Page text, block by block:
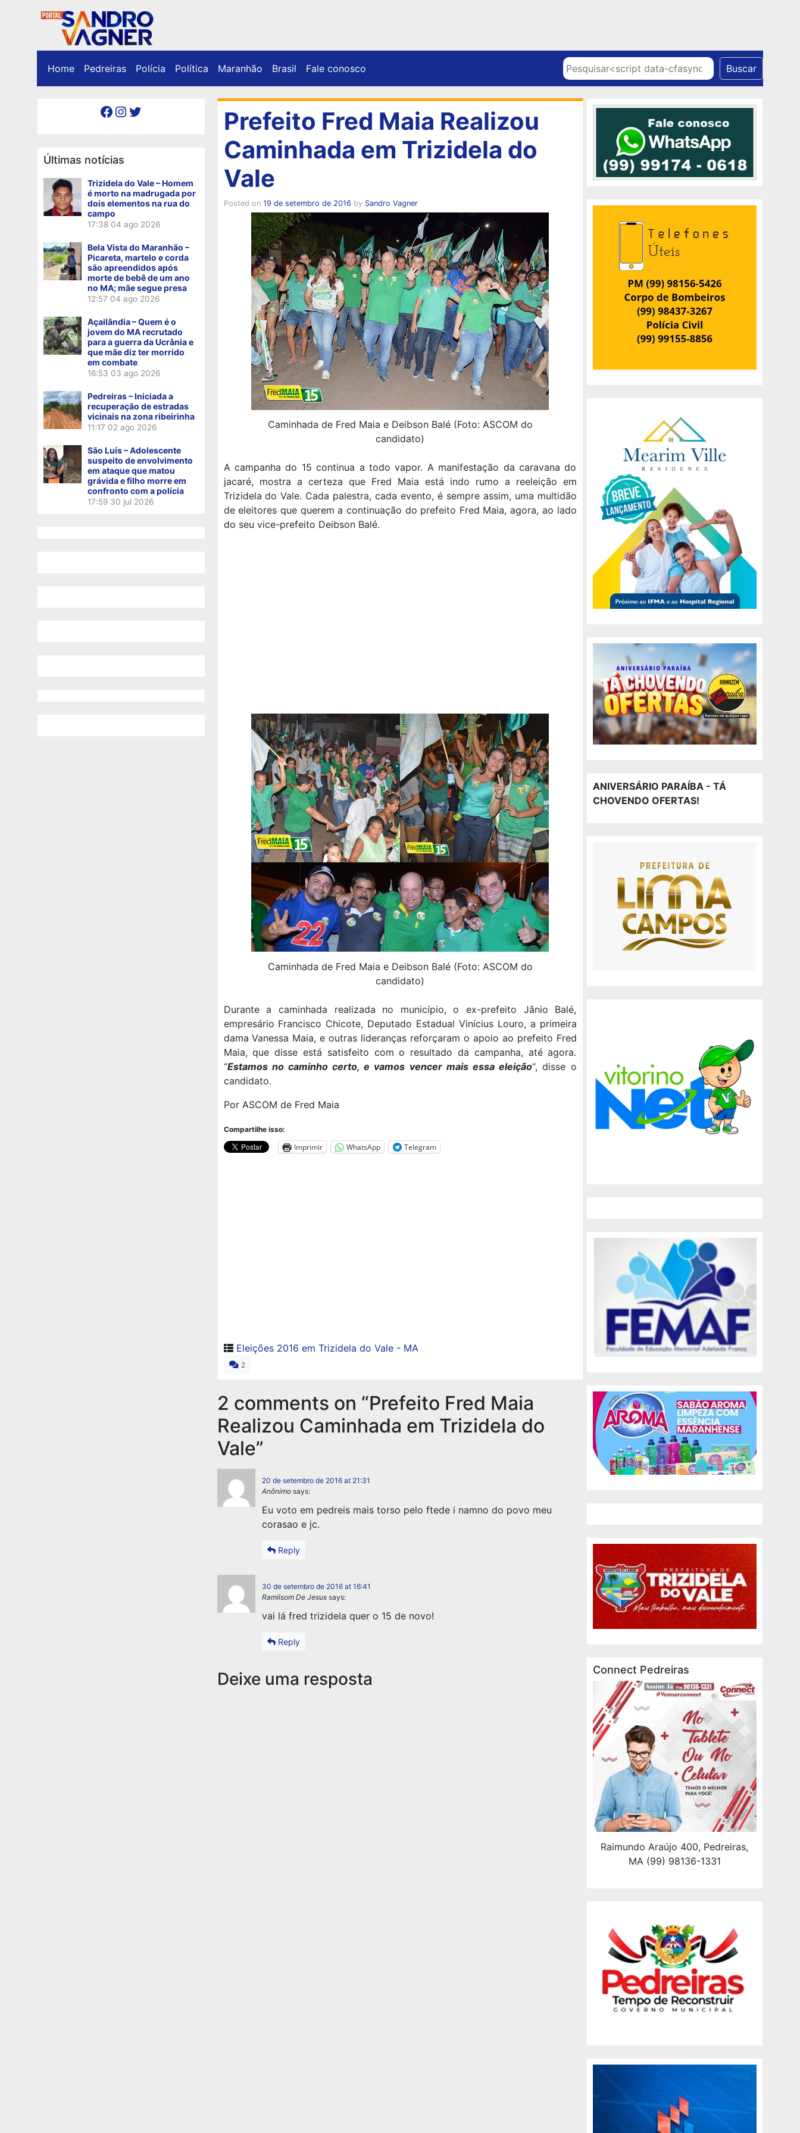
Home Pedreiras Polícia Política Maranhão Brasil Fale conosco Pesquisar Buscar
Facebook Instagram Twitter
Últimas notícias
Trizidela do Vale – Homem
é morto na madrugada por
dois elementos na rua do
campo
17:38 04 ago 2026
Bela Vista do Maranhão –
Picareta, martelo e corda
são apreendidos após
morte de bebê de um ano
no MA; mãe segue presa
12:57 04 ago 2026
Açailândia – Quem é o
jovem do MA recrutado
para a guerra da Ucrânia e
que mãe diz ter morrido
em combate
16:53 03 ago 2026
Pedreiras – Iniciada a
recuperação de estradas
vicinais na zona ribeirinha
11:17 02 ago 2026
São Luís – Adolescente
suspeito de envolvimento
em ataque que matou
grávida e filho morre em
confronto com a polícia
17:59 30 jul 2026
Prefeito Fred Maia Realizou
Caminhada em Trizidela do
Vale
Posted on 19 de setembro de 2016 by Sandro Vagner
Caminhada de Fred Maia e Deibson Balé (Foto: ASCOM do
candidato)
A campanha do 15 continua a todo vapor. A manifestação da caravana do
jacaré, mostra a certeza que Fred Maia está indo rumo a reeleição em
Trizidela do Vale. Cada palestra, cada evento, é sempre assim, uma multidão
de eleitores que querem a continuação do prefeito Fred Maia, agora, ao lado
do seu vice-prefeito Deibson Balé.
Caminhada de Fred Maia e Deibson Balé (Foto: ASCOM do
candidato)
Durante a caminhada realizada no município, o ex-prefeito Jânio Balé,
empresário Francisco Chicote, Deputado Estadual Vinícius Louro, a primeira
dama Vanessa Maia, e outras lideranças reforçaram o apoio ao prefeito Fred
Maia, que disse está satisfeito com o resultado da campanha, até agora.
“Estamos no caminho certo, e vamos vencer mais essa eleição“, disse o
candidato.
Por ASCOM de Fred Maia
Compartilhe isso:
Imprimir WhatsApp Telegram
Eleições 2016 em Trizidela do Vale - MA
2
2 comments on “Prefeito Fred Maia
Realizou Caminhada em Trizidela do
Vale”
20 de setembro de 2016 at 21:31
Anônimo says:
Eu voto em pedreis mais torso pelo ftede i namno do povo meu
corasao e jc.
Reply
30 de setembro de 2016 at 16:41
Ramilsom De Jesus says:
vai lá fred trizidela quer o 15 de novo!
Reply
Deixe uma resposta
ANIVERSÁRIO PARAÍBA - TÁ
CHOVENDO OFERTAS!
Connect Pedreiras
Raimundo Araújo 400, Pedreiras,
MA (99) 98136-1331